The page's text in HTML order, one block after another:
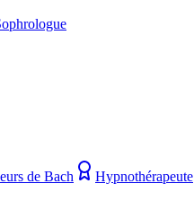
de Bach Hypnothérapeute